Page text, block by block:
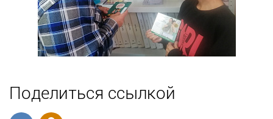
Поделиться ссылкой